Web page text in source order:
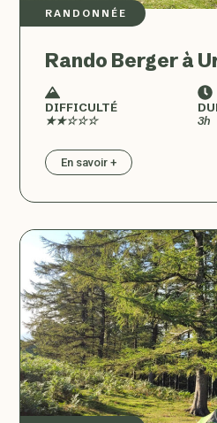
RANDONNÉE
Rando Berger à
DIFFICULTÉ
★★☆☆☆
3h
En savoir +